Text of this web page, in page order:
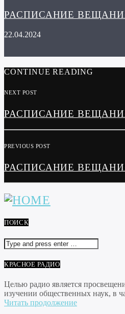
РАСПИСАНИЕ
22.04.2024
CONTINUE READING
NEXT POST
РАСПИСАНИЕ
PREVIOUS POST
РАСПИСАНИЕ
ПОИСК
КРАСНОЕ РАДИО
Целью радио является
изучении общественных наук, в
Читать продолжение